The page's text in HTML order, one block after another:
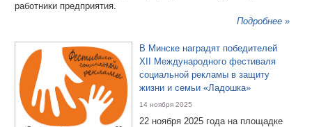
работники предприятия.
Подробнее »
В Минске наградят победителей
XII Международного фестиваля
социальной рекламы в защиту
жизни и семьи «Ладошка»
14 ноября 2025
22 ноября 2025 года на площадке